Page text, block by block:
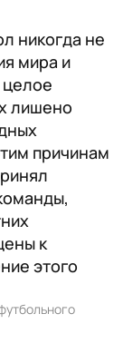
никогда не
мира и
лишено
причинам
к
этого